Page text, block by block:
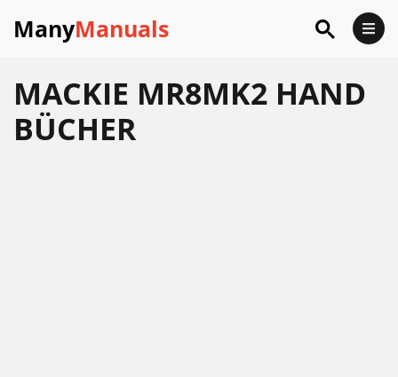
ManyManuals
MACKIE MR8MK2 HAND
BÜCHER